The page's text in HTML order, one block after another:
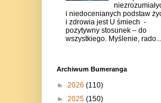
i niedocenianych podstaw
i zdrowia jest U śmiech -
pozytywny stosunek – do
wszystkiego. Myślenie, rado...
Archiwum Bumeranga
► 2026 (110)
► 2025 (150)